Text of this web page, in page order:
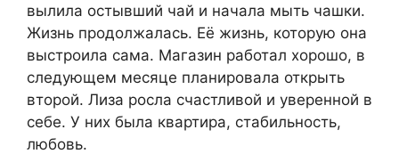
вылила остывший чай и начала мыть чашки.
Жизнь продолжалась. Её жизнь, которую она
выстроила сама. Магазин работал хорошо, в
следующем месяце планировала открыть
второй. Лиза росла счастливой и уверенной в
себе. У них была квартира, стабильность,
любовь.